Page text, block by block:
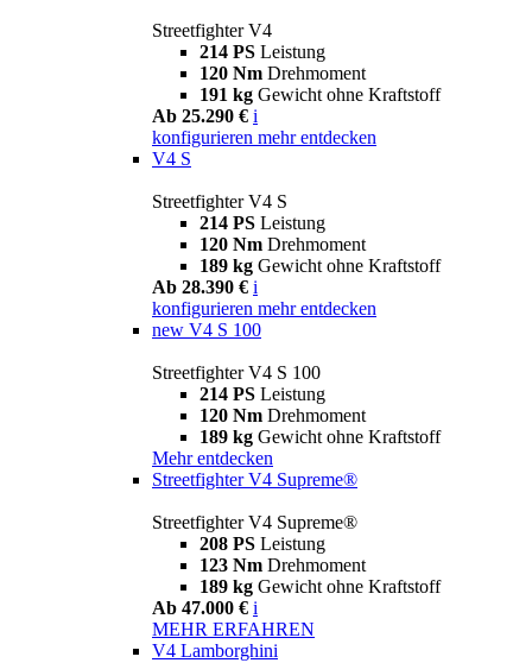
Streetfighter V4
214 PS Leistung
120 Nm Drehmoment
191 kg Gewicht ohne Kraftstoff
Ab 25.290 € i
konfigurieren mehr entdecken
V4 S
Streetfighter V4 S
214 PS Leistung
120 Nm Drehmoment
189 kg Gewicht ohne Kraftstoff
Ab 28.390 € i
konfigurieren mehr entdecken
new V4 S 100
Streetfighter V4 S 100
214 PS Leistung
120 Nm Drehmoment
189 kg Gewicht ohne Kraftstoff
Mehr entdecken
Streetfighter V4 Supreme®
Streetfighter V4 Supreme®
208 PS Leistung
123 Nm Drehmoment
189 kg Gewicht ohne Kraftstoff
Ab 47.000 € i
MEHR ERFAHREN
V4 Lamborghini